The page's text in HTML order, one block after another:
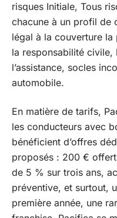
risques Initiale, Tous
chacune à un profil de
légal à la couverture
la responsabilité
l’assistance, socles
automobile.
En matière de tarifs,
les conducteurs avec
bénéficient d’offres
proposés : 200 €
de 5 % sur trois ans,
préventive, et surtout,
première année, une